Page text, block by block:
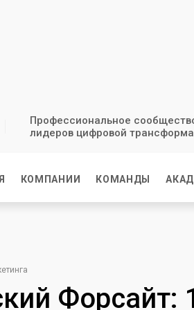
Профессиональное
лидеров цифровой
КОМПАНИИ КОМАНДЫ
Форсайт: